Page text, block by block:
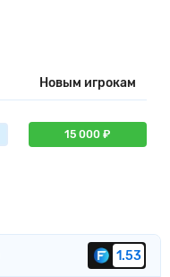
Новым игрокам
15 000 ₽
1.53